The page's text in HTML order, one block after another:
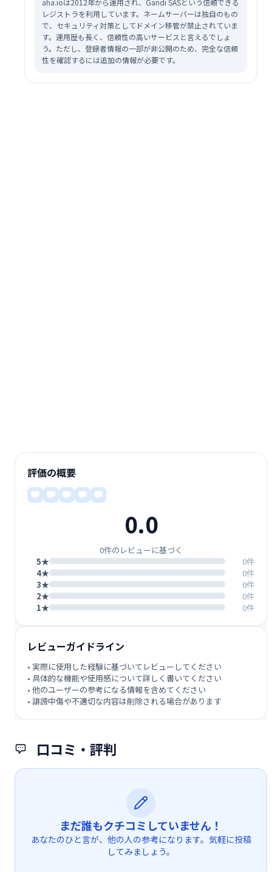
レジストラを利用しています。ネームサーバーは独自のもの
で、セキュリティ対策としてドメイン移管が禁止されていま
す。運用歴も長く、信頼性の高いサービスと言えるでしょ
う。ただし、登録者情報の一部が非公開のため、完全な信頼
性を確認するには追加の情報が必要です。
口コミ・評判
まだ誰もクチコミしていません！
あなたのひと言が、他の人の参考になります。気軽に投稿
してみましょう。
評価の概要
0.0
0件のレビューに基づく
5★
0件
4★
0件
3★
0件
2★
0件
1★
0件
レビューガイドライン
• 実際に使用した経験に基づいてレビューしてください
• 具体的な機能や使用感について詳しく書いてください
• 他のユーザーの参考になる情報を含めてください
• 誹謗中傷や不適切な内容は削除される場合があります